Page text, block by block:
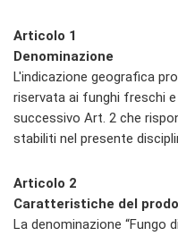
Articolo 1
Denominazione
L'indicazione geografica
riservata ai funghi freschi
successivo Art. 2 che
stabiliti nel presente
Articolo 2
Caratteristiche del
La denominazione “Fungo